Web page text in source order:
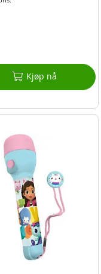
Kjøp nå